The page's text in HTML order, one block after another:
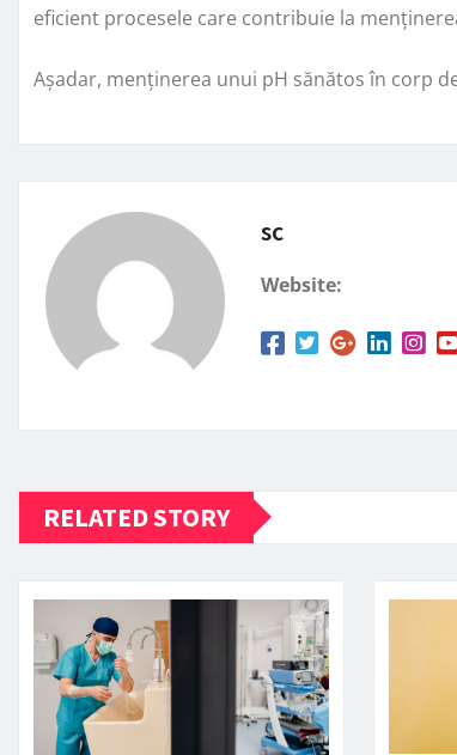
eficient procesele care contribuie la
Așadar, menținerea unui pH sănătos în corp
sc
Website:
RELATED STORY